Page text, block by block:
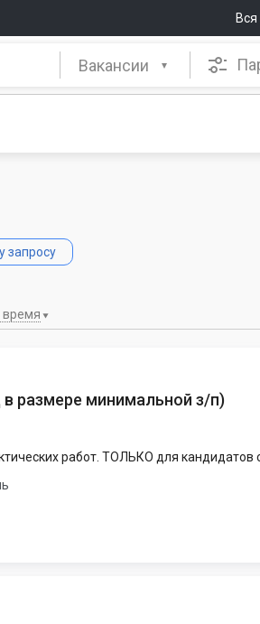
Вакансии
запросу
время
размере минимальной з/п)
работ. ТОЛЬКО для